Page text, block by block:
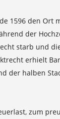
1596 den
der
starb und
erhielt
halben
zum